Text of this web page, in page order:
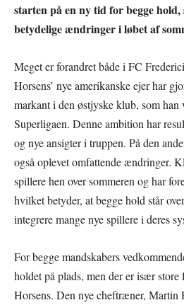
starten på en ny tid for begge hold,
betydelige ændringer i løbet af
Meget er forandret både i FC
Horsens’ nye amerikanske ejer har
markant i den østjyske klub, som han
Superligaen. Denne ambition har
og nye ansigter i truppen. På den
også oplevet omfattende ændringer.
spillere hen over sommeren og har
hvilket betyder, at begge hold står
integrere mange nye spillere i deres
For begge mandskabers
holdet på plads, men der er især
Horsens. Den nye cheftræner, Martin